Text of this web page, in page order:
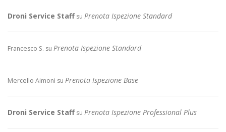
Droni Service Staffsu Prenota Ispezione Standard
Francesco S. su Prenota Ispezione Standard
Mercello Aimoni su Prenota Ispezione Base
Droni Service Staffsu Prenota Ispezione Professional Plus